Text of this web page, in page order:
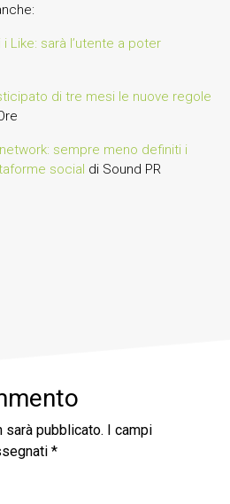
Like: sarà l’utente a poter
di tre mesi le nuove regole
sempre meno definiti i
social di Sound PR
sarà pubblicato.
I campi
*